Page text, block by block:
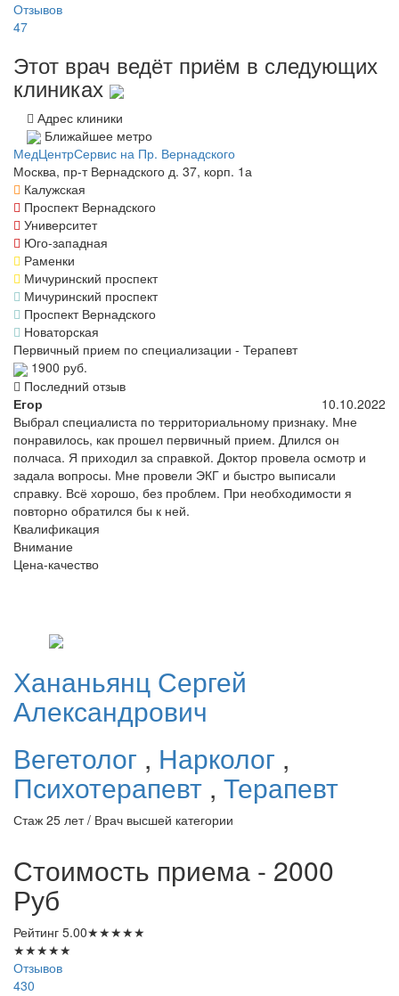
Отзывов
47
Этот врач ведёт приём в следующих
клиниках
Адрес клиники
Ближайшее метро
МедЦентрСервис на Пр. Вернадского
Москва, пр-т Вернадского д. 37, корп. 1а
Калужская
Проспект Вернадского
Университет
Юго-западная
Раменки
Мичуринский проспект
Мичуринский проспект
Проспект Вернадского
Новаторская
Первичный прием по специализации - Терапевт
1900 руб.
Последний отзыв
Егор
10.10.2022
Выбрал специалиста по территориальному признаку. Мне
понравилось, как прошел первичный прием. Длился он
полчаса. Я приходил за справкой. Доктор провела осмотр и
задала вопросы. Мне провели ЭКГ и быстро выписали
справку. Всё хорошо, без проблем. При необходимости я
повторно обратился бы к ней.
Квалификация
Внимание
Цена-качество
Хананьянц Сергей
Александрович
Вегетолог , Нарколог ,
Психотерапевт , Терапевт
Стаж 25 лет / Врач высшей категории
Стоимость приема - 2000
Руб
Рейтинг 5.00★★★★★
★★★★★
Отзывов
430